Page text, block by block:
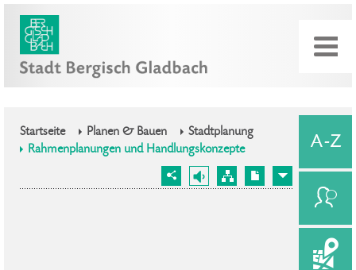
Startseite Planen & Bauen
Stadtplanung
Rahmenplanungen und Handlungskonzepte